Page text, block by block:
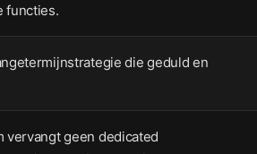
functies.
die geduld en
vervangt geen dedicated